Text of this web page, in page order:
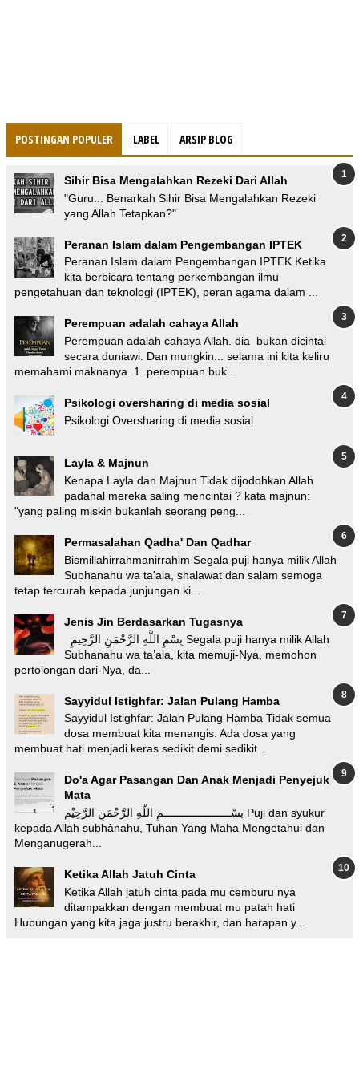
POSTINGAN POPULER LABEL ARSIP BLOG
Sihir Bisa Mengalahkan Rezeki Dari Allah
"Guru... Benarkah Sihir Bisa Mengalahkan Rezeki
yang Allah Tetapkan?"
Peranan Islam dalam Pengembangan IPTEK
Peranan Islam dalam Pengembangan IPTEK Ketika
kita berbicara tentang perkembangan ilmu
pengetahuan dan teknologi (IPTEK), peran agama dalam ...
Perempuan adalah cahaya Allah
Perempuan adalah cahaya Allah. dia bukan dicintai
secara duniawi. Dan mungkin... selama ini kita keliru
memahami maknanya. 1. perempuan buk...
Psikologi oversharing di media sosial
Psikologi Oversharing di media sosial
Layla & Majnun
Kenapa Layla dan Majnun Tidak dijodohkan Allah
padahal mereka saling mencintai ? kata majnun:
"yang paling miskin bukanlah seorang peng...
Permasalahan Qadha' Dan Qadhar
Bismillahirrahmanirrahim Segala puji hanya milik Allah
Subhanahu wa ta'ala, shalawat dan salam semoga
tetap tercurah kepada junjungan ki...
Jenis Jin Berdasarkan Tugasnya
Subhanahu wa ta’ala, kita memuji-Nya, memohon
pertolongan dari-Nya, da...
Sayyidul Istighfar: Jalan Pulang Hamba
Sayyidul Istighfar: Jalan Pulang Hamba Tidak semua
dosa membuat kita menangis. Ada dosa yang
membuat hati menjadi keras sedikit demi sedikit...
Do'a Agar Pasangan Dan Anak Menjadi Penyejuk
Mata
بسْـــــــــــــــــــــمِ اللّهِ الرَّحْمَنِ الرَّحِيْم Puji dan syukur
kepada Allah subhânahu, Tuhan Yang Maha Mengetahui dan
Menganugerah...
Ketika Allah Jatuh Cinta
Ketika Allah jatuh cinta pada mu cemburu nya
ditampakkan dengan membuat mu patah hati
Hubungan yang kita jaga justru berakhir, dan harapan y...